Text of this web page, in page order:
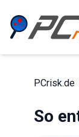
PCrisk.de
So